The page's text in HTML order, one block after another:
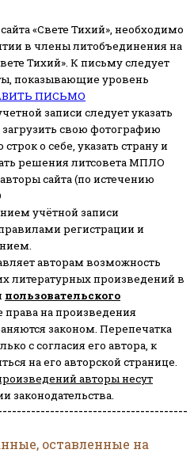
«Свете Тихий», необходимо
в члены литобъединения на
Тихий». К письму следует
показывающие уровень
ПИСЬМО
записи следует указать
свою фотографию
о себе, указать страну и
решения литсовета МПЛО
сайта (по истечению
учётной записи
регистрации и
авторам возможность
литературных произведений в
пользовательского
права на произведения
законом. Перепечатка
с согласия его автора, к
на его авторской странице.
авторы несут
законодательства.
оставленные на